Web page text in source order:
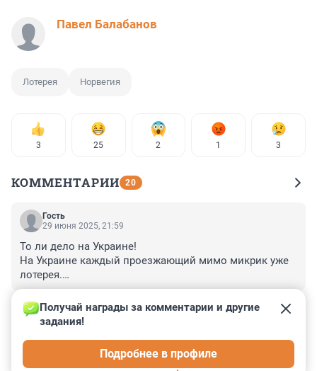
Павел Балабанов
Лотерея Норвегия
3 25 2 1 3
КОММЕНТАРИИ 20
Гость
29 июня 2025, 21:59
То ли дело на Украине!
На Украине каждый проезжающий мимо микрик уже
лотерея.
А вдруг это твой бусик?
–8
Гость
Странные какие то - в отставку подают
Получай награды за комментарии и другие
задания!
Подробнее в профиле